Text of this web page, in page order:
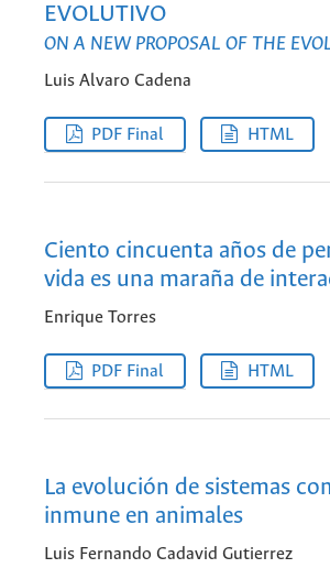
EVOLUTIVO
ON A NEW PROPOSAL OF THE
Luis Alvaro Cadena
PDF Final HTML
Ciento cincuenta años de
vida es una maraña de
Enrique Torres
PDF Final HTML
La evolución de sistemas
inmune en animales
Luis Fernando Cadavid Gutierrez